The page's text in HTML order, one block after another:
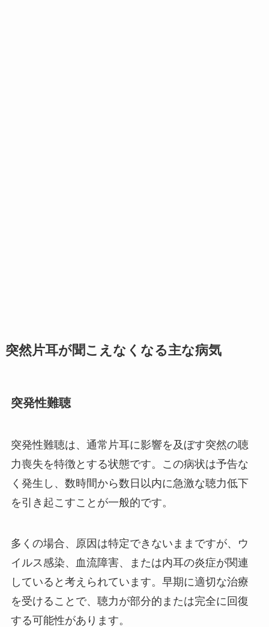
突然片耳が聞こえなくなる主な病気
突発性難聴
突発性難聴は、通常片耳に影響を及ぼす突然の聴
力喪失を特徴とする状態です。この病状は予告な
く発生し、数時間から数日以内に急激な聴力低下
を引き起こすことが一般的です。
多くの場合、原因は特定できないままですが、ウ
イルス感染、血流障害、または内耳の炎症が関連
していると考えられています。早期に適切な治療
を受けることで、聴力が部分的または完全に回復
する可能性があります。